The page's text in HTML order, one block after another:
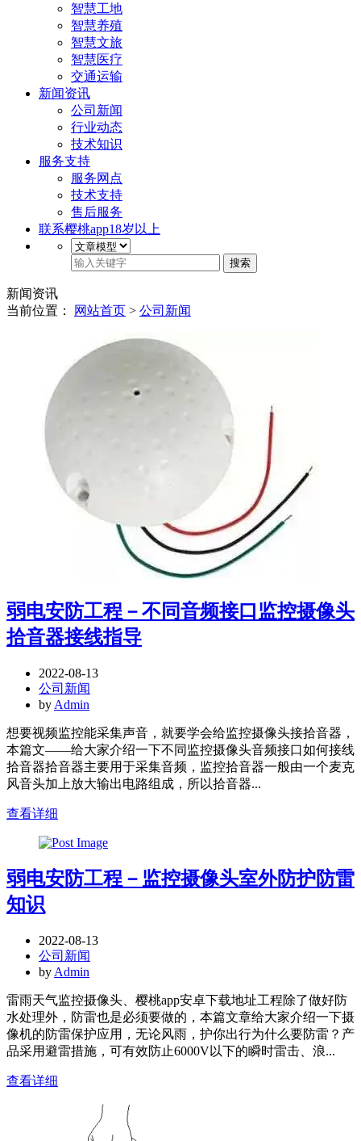
智慧工地
智慧养殖
智慧文旅
智慧医疗
交通运输
新闻资讯
公司新闻
行业动态
技术知识
服务支持
服务网点
技术支持
售后服务
联系樱桃app18岁以上
搜索
新闻资讯
当前位置：
网站首页 > 公司新闻
弱电安防工程－不同音频接口监控摄像头
拾音器接线指导
2022-08-13
公司新闻
by Admin
想要视频监控能采集声音，就要学会给监控摄像头接拾音器，
本篇文——给大家介绍一下不同监控摄像头音频接口如何接线
拾音器拾音器主要用于采集音频，监控拾音器一般由一个麦克
风音头加上放大输出电路组成，所以拾音器...
查看详细
弱电安防工程－监控摄像头室外防护防雷
知识
2022-08-13
公司新闻
by Admin
雷雨天气监控摄像头、樱桃app安卓下载地址工程除了做好防
水处理外，防雷也是必须要做的，本篇文章给大家介绍一下摄
像机的防雷保护应用，无论风雨，护你出行为什么要防雷？产
品采用避雷措施，可有效防止6000V以下的瞬时雷击、浪...
查看详细